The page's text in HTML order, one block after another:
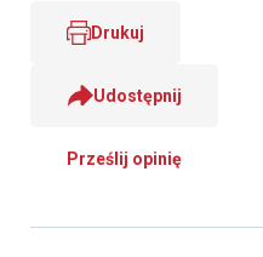
Drukuj
Udostępnij
Prześlij opinię